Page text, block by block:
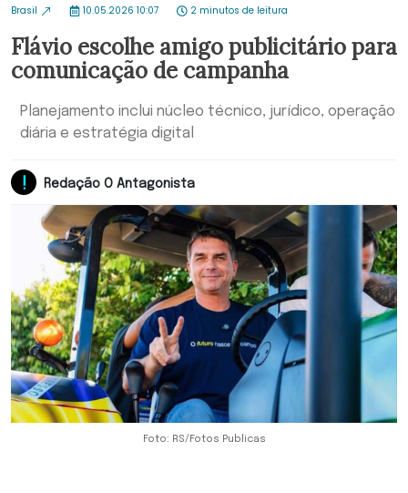
Brasil 10.05.2026 10:07 2 minutos de leitura
Flávio escolhe amigo publicitário para
comunicação de campanha
Planejamento inclui núcleo técnico, jurídico, operação
diária e estratégia digital
Redação O Antagonista
Foto: RS/Fotos Publicas